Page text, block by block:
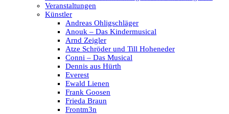
Veranstaltungen
Künstler
Andreas Ohligschläger
Anouk – Das Kindermusical
Arnd Zeigler
Atze Schröder und Till Hoheneder
Conni – Das Musical
Dennis aus Hürth
Everest
Ewald Lienen
Frank Goosen
Frieda Braun
Frontm3n